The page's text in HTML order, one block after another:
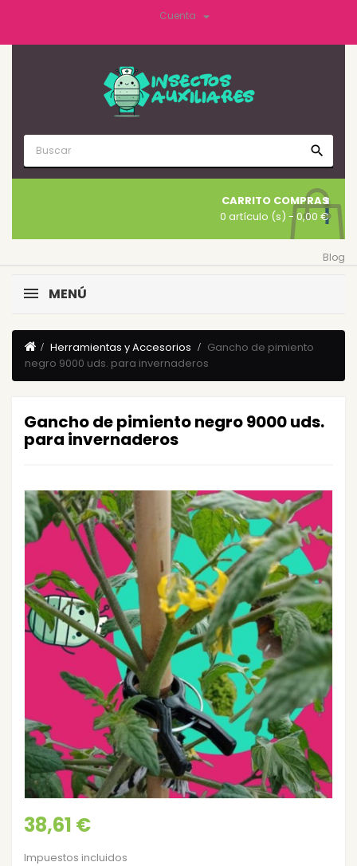
Cuenta 
search
CARRITO COMPRAS
0 artículo (s) - 0,00 €
Blog
MENÚ
Herramientas y Accesorios
Gancho de pimiento
negro 9000 uds. para invernaderos
Gancho de pimiento negro 9000 uds.
para invernaderos
38,61 €
Impuestos incluidos